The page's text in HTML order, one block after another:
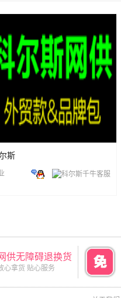
斯
供无障碍退换货
心拿货 贴心服务